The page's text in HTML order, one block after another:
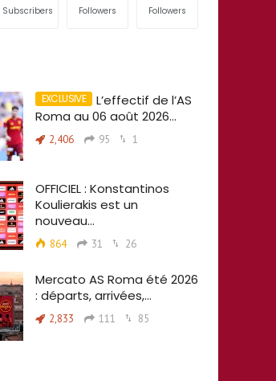
Subscribers Followers Followers
L’effectif de l’AS
Roma au 06 août 2026…
2,406 95 1
OFFICIEL : Konstantinos
Koulierakis est un
nouveau…
864 31 26
Mercato AS Roma été 2026
: départs, arrivées,…
2,833 111 85